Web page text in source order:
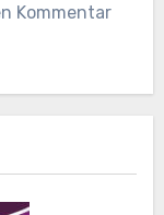
Kommentar